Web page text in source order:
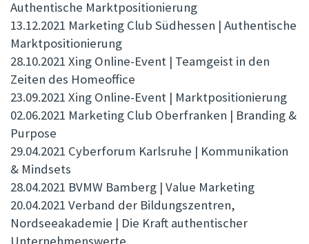
Authentische Marktpositionierung
13.12.2021 Marketing Club Südhessen | Authentische
Marktpositionierung
28.10.2021 Xing Online-Event | Teamgeist in den
Zeiten des Homeoffice
23.09.2021 Xing Online-Event | Marktpositionierung
02.06.2021 Marketing Club Oberfranken | Branding &
Purpose
29.04.2021 Cyberforum Karlsruhe | Kommunikation
& Mindsets
28.04.2021 BVMW Bamberg | Value Marketing
20.04.2021 Verband der Bildungszentren,
Nordseeakademie | Die Kraft authentischer
Unternehmenswerte